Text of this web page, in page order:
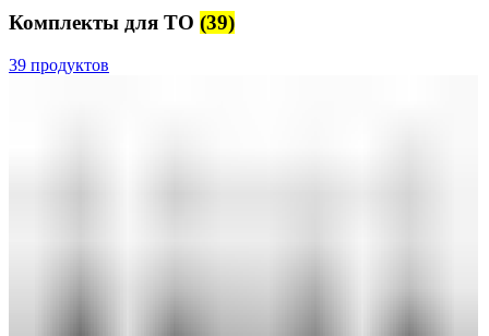
Комплекты для ТО (39)
39 продуктов